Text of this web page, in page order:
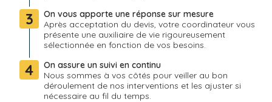
3
On vous apporte une réponse sur mesure
Après acceptation du devis, votre coordinateur vous
présente une auxiliaire de vie rigoureusement
sélectionnée en fonction de vos besoins.
4
On assure un suivi en continu
Nous sommes à vos côtés pour veiller au bon
déroulement de nos interventions et les ajuster si
nécessaire au fil du temps.